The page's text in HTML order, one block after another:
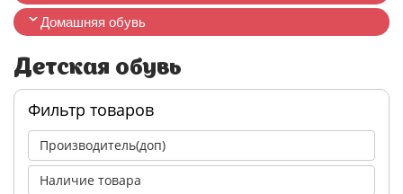
Домашняя обувь
Детская обувь
Фильтр товаров
Производитель(доп)
Наличие товара